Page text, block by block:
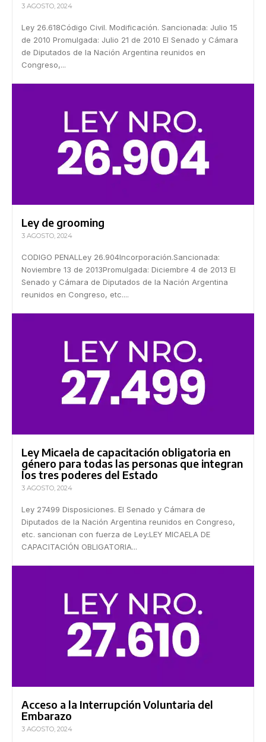
3 AGOSTO, 2024
Ley 26.618Código Civil. Modificación. Sancionada: Julio 15
de 2010 Promulgada: Julio 21 de 2010 El Senado y Cámara
de Diputados de la Nación Argentina reunidos en
Congreso,...
Ley de grooming
3 AGOSTO, 2024
CODIGO PENALLey 26.904Incorporación.Sancionada:
Noviembre 13 de 2013Promulgada: Diciembre 4 de 2013 El
Senado y Cámara de Diputados de la Nación Argentina
reunidos en Congreso, etc....
Ley Micaela de capacitación obligatoria en
género para todas las personas que integran
los tres poderes del Estado
3 AGOSTO, 2024
Ley 27499 Disposiciones. El Senado y Cámara de
Diputados de la Nación Argentina reunidos en Congreso,
etc. sancionan con fuerza de Ley:LEY MICAELA DE
CAPACITACIÓN OBLIGATORIA...
Acceso a la Interrupción Voluntaria del
Embarazo
3 AGOSTO, 2024